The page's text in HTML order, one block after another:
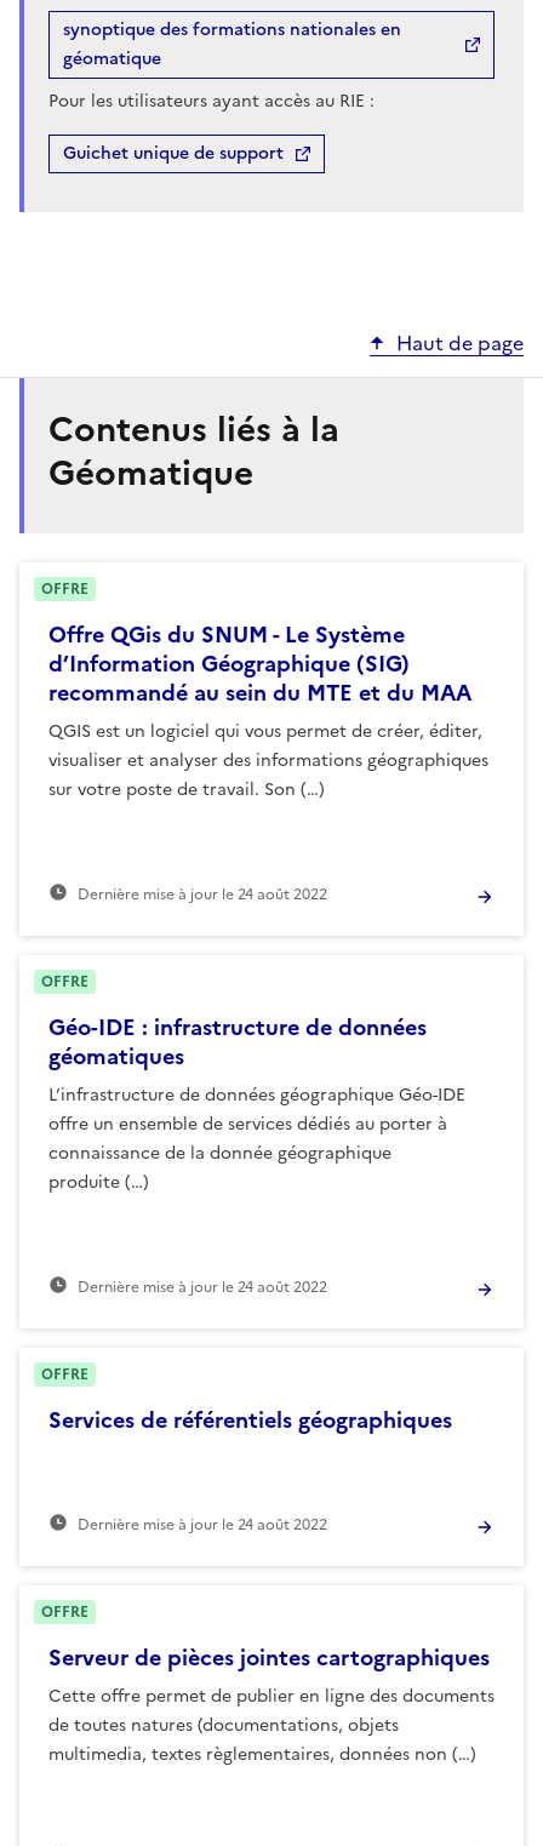
synoptique des formations nationales en
géomatique
Pour les utilisateurs ayant accès au RIE :
Guichet unique de support
Haut de page
Contenus liés à la
Géomatique
Offre QGis du SNUM - Le Système
d’Information Géographique (SIG)
recommandé au sein du MTE et du MAA
QGIS est un logiciel qui vous permet de créer, éditer,
visualiser et analyser des informations géographiques
sur votre poste de travail. Son (…)
Dernière mise à jour le24 août 2022
OFFRE
Géo-IDE : infrastructure de données
géomatiques
L’infrastructure de données géographique Géo-IDE
offre un ensemble de services dédiés au porter à
connaissance de la donnée géographique
produite (…)
Dernière mise à jour le24 août 2022
OFFRE
Services de référentiels géographiques
Dernière mise à jour le24 août 2022
OFFRE
Serveur de pièces jointes cartographiques
Cette offre permet de publier en ligne des documents
de toutes natures (documentations, objets
multimedia, textes règlementaires, données non (…)
OFFRE